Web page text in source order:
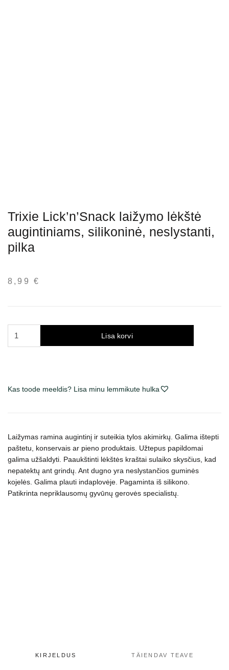
Trixie Lick’n’Snack laižymo lėkštė
augintiniams, silikoninė, neslystanti,
pilka
8,99 €
silikoninė,
Lisa korvi
Kas toode meeldis? Lisa minu lemmikute hulka
Laižymas ramina augintinį ir suteikia tylos akimirkų. Galima ištepti
paštetu, konservais ar pieno produktais. Užtepus papildomai
galima užšaldyti. Paaukštinti lėkštės kraštai sulaiko skysčius, kad
nepatektų ant grindų. Ant dugno yra neslystančios guminės
kojelės. Galima plauti indaplovėje. Pagaminta iš silikono.
Patikrinta nepriklausomų gyvūnų gerovės specialistų.
KIRJELDUS TÄIENDAV TEAVE